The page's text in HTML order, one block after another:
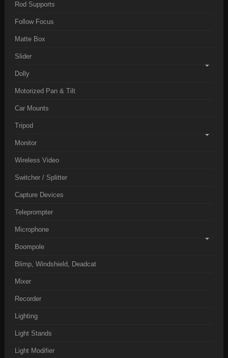
Rod Supports
Follow Focus
Matte Box
Slider
Dolly
Motorized Pan & Tilt
Car Mounts
Tripod
Monitor
Wireless Video
Switcher / Splitter
Capture Devices
Teleprompter
Microphone
Boompole
Blimp, Windshield, Deadcat
Mixer
Recorder
Lighting
Light Stands
Light Modifier